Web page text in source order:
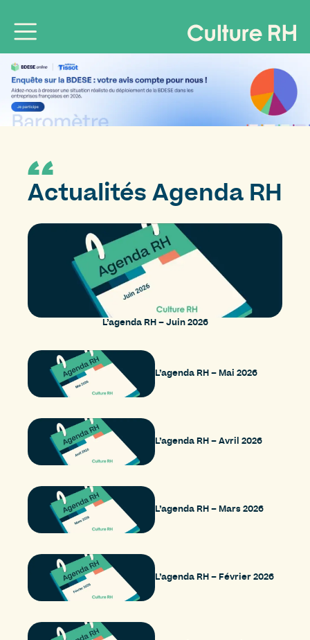
Actualités Agenda RH
L’agenda RH – Juin 2026
L’agenda RH – Mai 2026
L’agenda RH – Avril 2026
L’agenda RH – Mars 2026
L’agenda RH – Février 2026